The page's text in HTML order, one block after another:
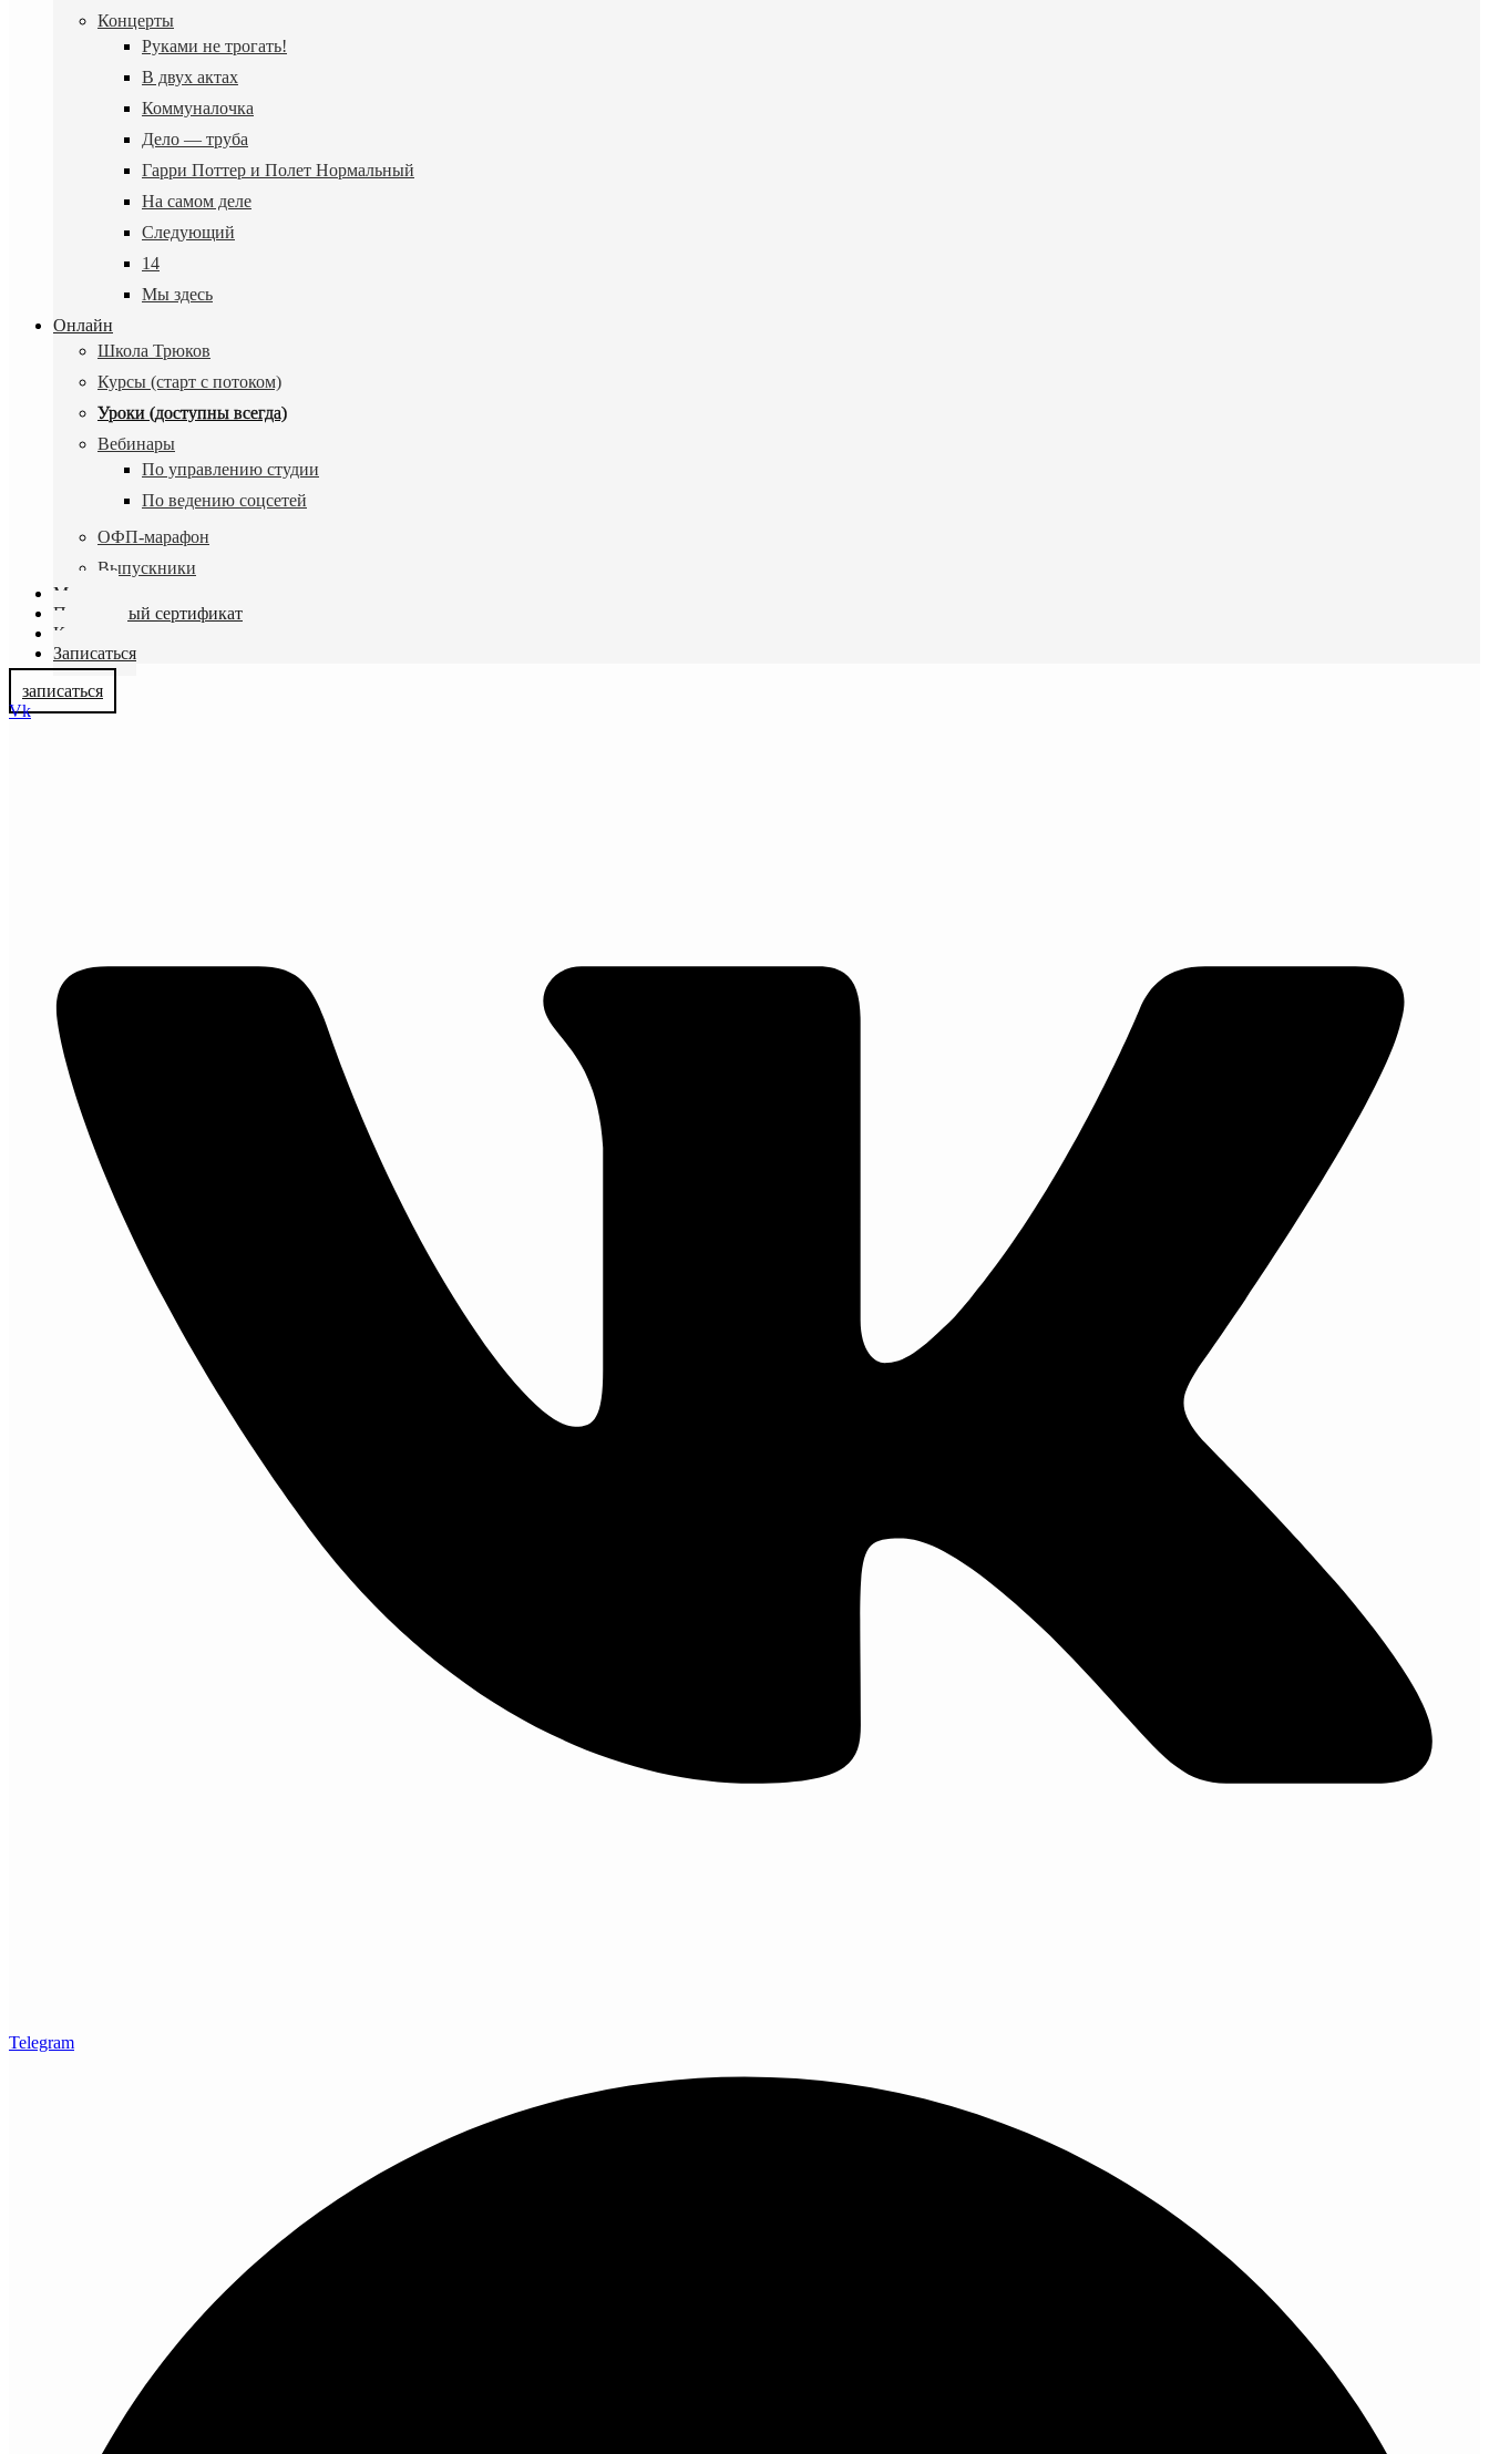
Концерты
Руками не трогать!
В двух актах
Коммуналочка
Дело — труба
Гарри Поттер и Полет Нормальный
На самом деле
Следующий
14
Мы здесь
Онлайн
Школа Трюков
Курсы (старт с потоком)
Уроки (доступны всегда)
Вебинары
По управлению студии
По ведению соцсетей
ОФП-марафон
Выпускники
Магазин
Подарочный сертификат
Контакты
Записаться
записаться
Vk
Telegram